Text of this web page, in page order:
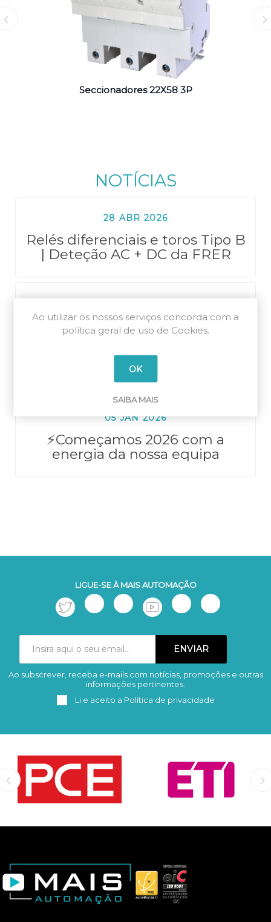
Seccionadores 22X58 3P
NOTÍCIAS
28 ABR 2026
Relés diferenciais e toros Tipo B
| Deteção AC + DC da FRER
Série ECOM da Celduc® |
Controlador de temperatura
compacto para quadros
elétricos
05 JAN 2026
⚡Começamos 2026 com a
energia da nossa equipa
LIGUE-SE À MAIS AUTOMAÇÃO
Subscrever Remover
Ao subscrever, receba e-mails com notícias, promoções e outras
informações pertinentes.
Li e aceito a Política de privacidade
Ao utilizar os nossos serviços concorda com a
política geral de uso de Cookies.
OK
SAIBA MAIS